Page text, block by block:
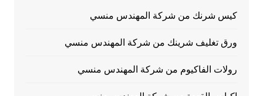
كيس شرنك من شركة المهندس منسي
ورق تغليف شرينك من شركة المهندس منسي
رولات الفاكيوم من شركة المهندس منسي